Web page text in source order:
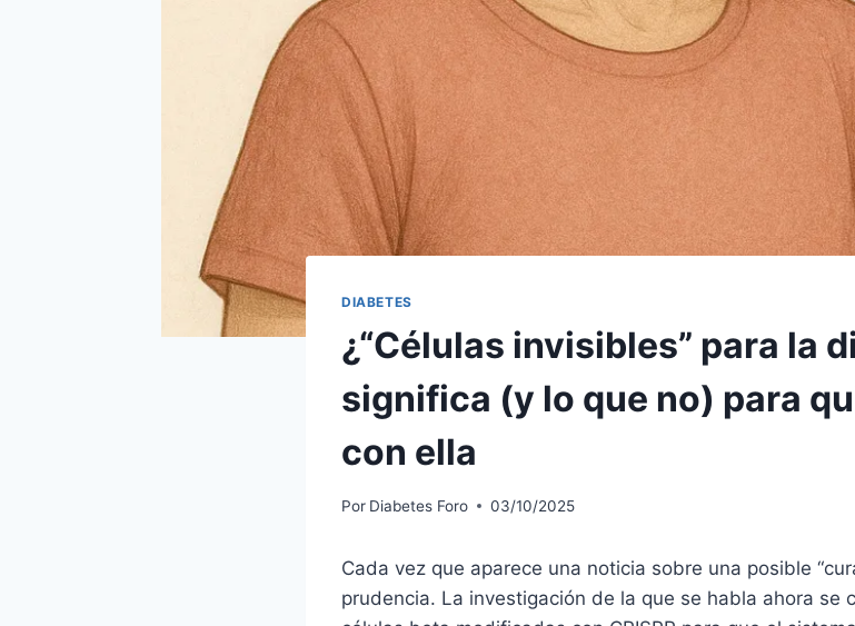
DIABETES
¿“Células invisibles” para la
significa (y lo que no) para
con ella
Por Diabetes Foro 03/10/2025
Cada vez que aparece una noticia sobre una posible
prudencia. La investigación de la que se habla ahora se